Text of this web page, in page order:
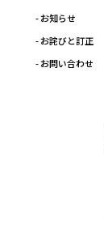
- お知らせ
- お詫びと訂正
- お問い合わせ